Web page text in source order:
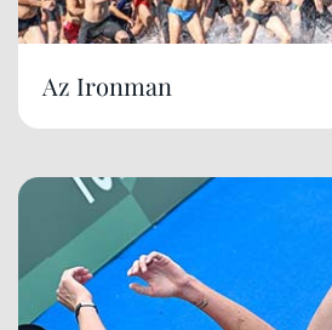
Az Ironman